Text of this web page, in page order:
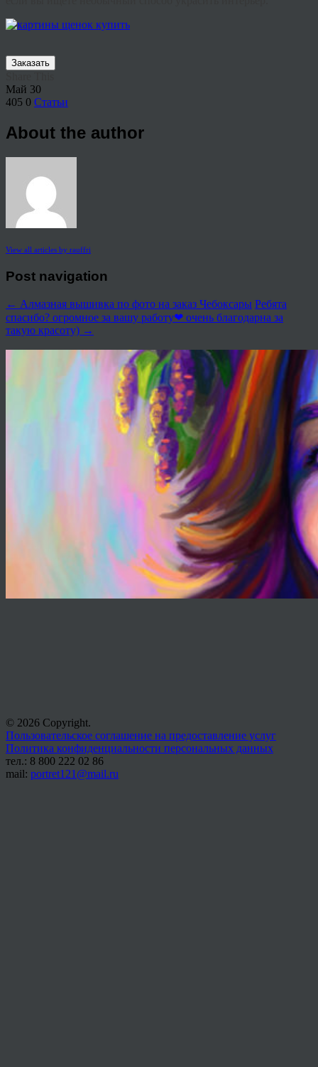
Заказать
Май 30
405 0 Статьи
About the author
View all articles by rauffri
Post navigation
← Алмазная вышивка по фото на заказ Чебоксары Ребята
спасибо? огромное за вашу работу❤ очень благодарна за
такую красоту) →
© 2026 Copyright.
Пользовательское соглашение на предоставление услуг
Политика конфиденциальности персональных данных
тел.: 8 800 222 02 86
mail: portret121@mail.ru